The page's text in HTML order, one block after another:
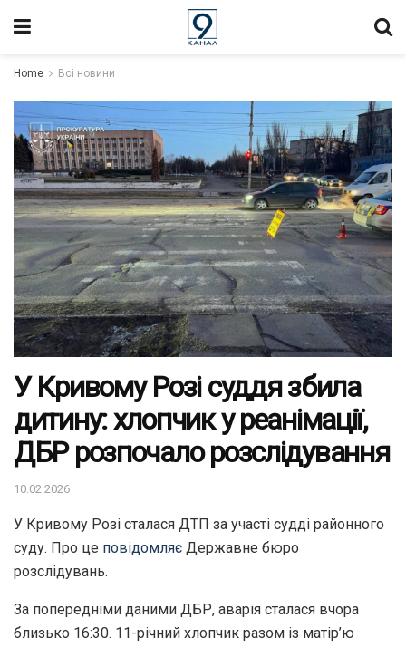
Home Всі новини
У Кривому Розі суддя збила
дитину: хлопчик у реанімації,
ДБР розпочало розслідування
10.02.2026
У Кривому Розі сталася ДТП за участі судді районного
суду. Про це повідомляє Державне бюро
розслідувань.
За попередніми даними ДБР, аварія сталася вчора
близько 16:30. 11-річний хлопчик разом із матір’ю